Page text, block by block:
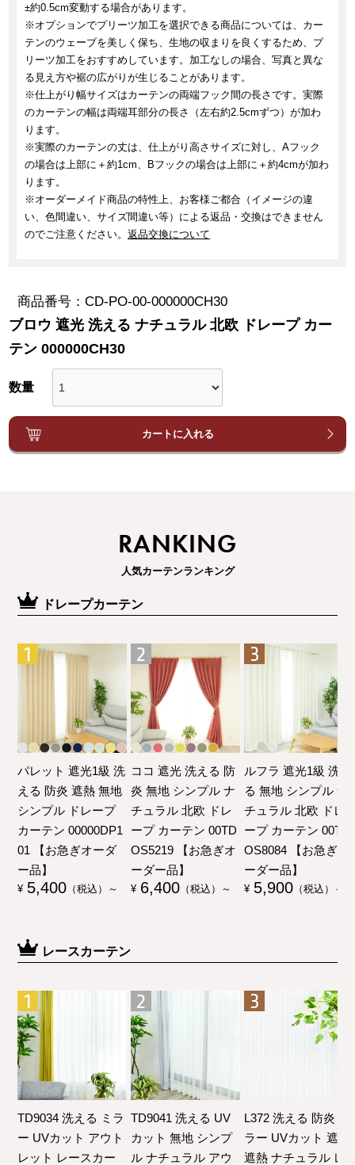
±約0.5cm変動する場合があります。
※オプションでプリーツ加工を選択できる商品については、カー
テンのウェーブを美しく保ち、生地の収まりを良くするため、プ
リーツ加工をおすすめしています。加工なしの場合、写真と異な
る見え方や裾の広がりが生じることがあります。
※仕上がり幅サイズはカーテンの両端フック間の長さです。実際
のカーテンの幅は両端耳部分の長さ（左右約2.5cmずつ）が加わ
ります。
※実際のカーテンの丈は、仕上がり高さサイズに対し、Aフック
の場合は上部に＋約1cm、Bフックの場合は上部に＋約4cmが加わ
ります。
※オーダーメイド商品の特性上、お客様ご都合（イメージの違
い、色間違い、サイズ間違い等）による返品・交換はできません
のでご注意ください。返品交換について
商品番号 CD-PO-00-000000CH30
ブロウ 遮光 洗える ナチュラル 北欧 ドレープ カー
テン 000000CH30
カートに入れる
RANKING
人気カーテンランキング
ドレープカーテン
パレット 遮光1級 洗
える 防炎 遮熱 無地
シンプル ドレープ
カーテン 00000DP1
01 【お急ぎオーダ
ー品】
¥ 5,400 （税込）～
ココ 遮光 洗える 防
炎 無地 シンプル ナ
チュラル 北欧 ドレ
ープ カーテン 00TD
OS5219 【お急ぎオ
ーダー品】
¥ 6,400 （税込）～
ルフラ 遮光1級 洗え
る 無地 シンプル ナ
チュラル 北欧 ドレ
ープ カーテン 00TD
OS8084 【お急ぎオ
ーダー品】
¥ 5,900 （税込）～
レースカーテン
TD9034 洗える ミラ
ー UVカット アウト
レット レースカー
TD9041 洗える UV
カット 無地 シンプ
ル ナチュラル アウ
L372 洗える 防炎 ミ
ラー UVカット 遮像
遮熱 ナチュラル レ